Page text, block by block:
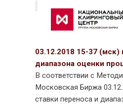
03.12.2018 15-37
диапазона оценки
В соответствии с
Московская Биржа
ставки переноса и